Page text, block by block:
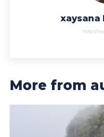
xaysana
http://
More from